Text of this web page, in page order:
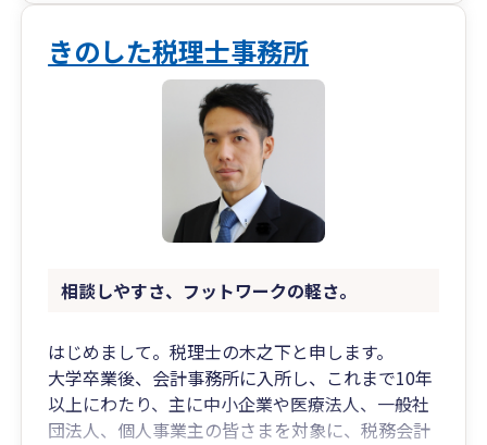
きのした税理士事務所
相談しやすさ、フットワークの軽さ。
はじめまして。税理士の木之下と申します。
大学卒業後、会計事務所に入所し、これまで10年
以上にわたり、主に中小企業や医療法人、一般社
団法人、個人事業主の皆さまを対象に、税務会計